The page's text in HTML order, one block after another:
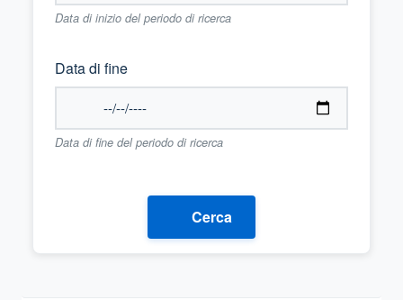
Data di inizio del periodo di ricerca
Data di fine
Data di fine del periodo di ricerca
Cerca